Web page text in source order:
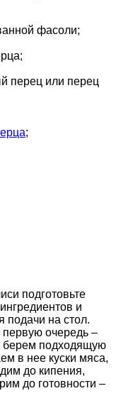
фасоли;
перец или перец
;
подготовьте
и
подачи на стол.
очередь –
берем подходящую
в нее куски мяса,
до кипения,
до готовности –